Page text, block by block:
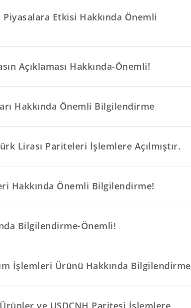
Etkisi Hakkında Önemli
Açıklaması Hakkında-Önemli!
Hakkında Önemli Bilgilendirme
Lirası Pariteleri İşlemlere Açılmıştır.
Hakkında Önemli Bilgilendirme!
Bilgilendirme-Önemli!
İşlemleri Ürünü Hakkında Bilgilendirme